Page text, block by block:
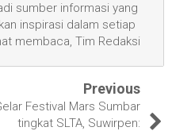
sumber informasi yang
inspirasi dalam setiap
membaca, Tim Redaksi
Previous
Festival Mars Sumbar
tingkat SLTA, Suwirpen: